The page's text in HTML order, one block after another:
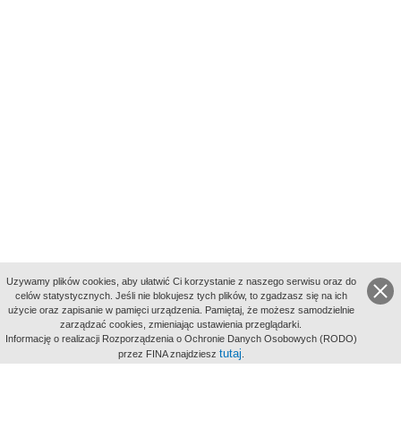
aktywności
Uzywamy plików cookies, aby ułatwić Ci korzystanie z naszego serwisu oraz do
celów statystycznych. Jeśli nie blokujesz tych plików, to zgadzasz się na ich
użycie oraz zapisanie w pamięci urządzenia. Pamiętaj, że możesz samodzielnie
zarządzać cookies, zmieniając ustawienia przeglądarki.
Informację o realizacji Rozporządzenia o Ochronie Danych Osobowych (RODO)
przez FINA znajdziesz tutaj